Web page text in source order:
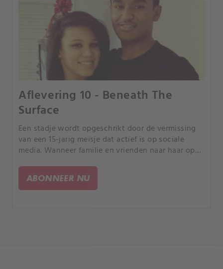
Aflevering 10 - Beneath The
Surface
Een stadje wordt opgeschrikt door de vermissing
van een 15-jarig meisje dat actief is op sociale
media. Wanneer familie en vrienden naar haar op
mogelijk iets met haar verdwijning te maken heeft.
ABONNEER NU